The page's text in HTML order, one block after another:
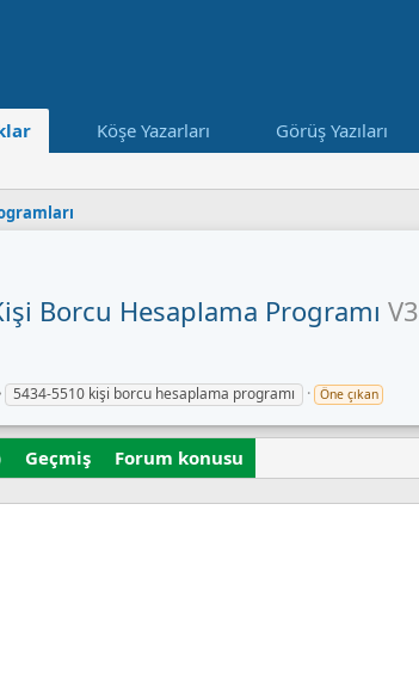
Köşe Yazarları Görüş Yazıları
Borcu Hesaplama Programı V3
E
t
i
e
t
5434-5510 kişi borcu hesaplama programı Öne çıkan
Geçmiş Forum konusu